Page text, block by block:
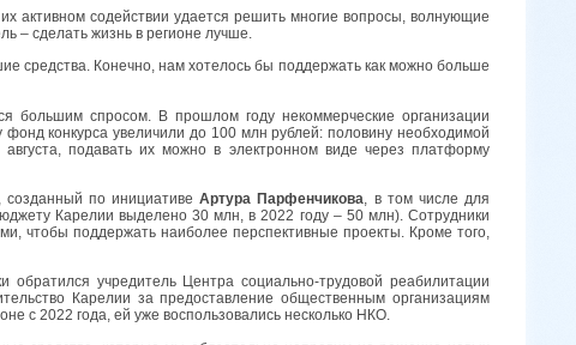
активном содействии удается решить многие вопросы, волнующие
– сделать жизнь в регионе лучше.
средства. Конечно, нам хотелось бы поддержать как можно больше
большим спросом. В прошлом году некоммерческие организации
конкурса увеличили до 100 млн рублей: половину необходимой
подавать их можно в электронном виде через платформу
созданный по инициативеАртура Парфенчикова, в том числе для
Карелии выделено 30 млн, в 2022 году – 50 млн). Сотрудники
чтобы поддержать наиболее перспективные проекты. Кроме того,
учредитель Центра социально-трудовой реабилитации
Карелии за предоставление общественным организациям
с 2022 года, ей уже воспользовались несколько НКО.